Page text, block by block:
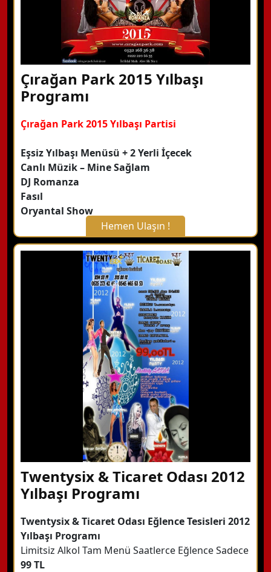
Çırağan Park 2015 Yılbaşı
Programı
Çırağan Park 2015 Yılbaşı Partisi
Eşsiz Yılbaşı Menüsü + 2 Yerli İçecek
Canlı Müzik – Mine Sağlam
DJ Romanza
Fasıl
Oryantal Show
Hemen Ulaşın !
X Kapat
WhatsApp ile Bilgi Alın
Hemen Arayın
Detaylı Bilgi Alın
Twentysix & Ticaret Odası 2012
Yılbaşı Programı
Twentysix & Ticaret Odası Eğlence Tesisleri 2012
Yılbaşı Programı
Limitsiz Alkol Tam Menü Saatlerce Eğlence Sadece
99 TL